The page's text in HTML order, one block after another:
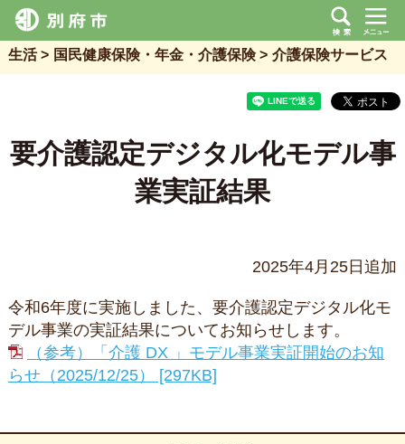
生活 国民健康保険・年金・介護保険 介護保険サービス
要介護認定デジタル化モデル事
業実証結果
2025年4月25日追加
令和6年度に実施しました、要介護認定デジタル化モ
デル事業の実証結果についてお知らせします。
（参考）「介護 DX 」モデル事業実証開始のお知
らせ（2025/12/25） [297KB]